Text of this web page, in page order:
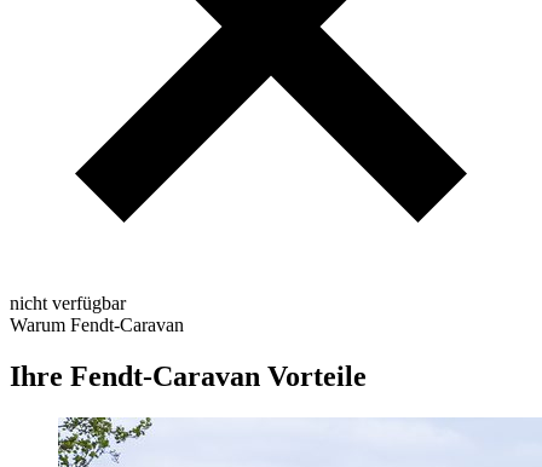
nicht verfügbar
Warum Fendt-Caravan
Ihre Fendt-Caravan Vorteile